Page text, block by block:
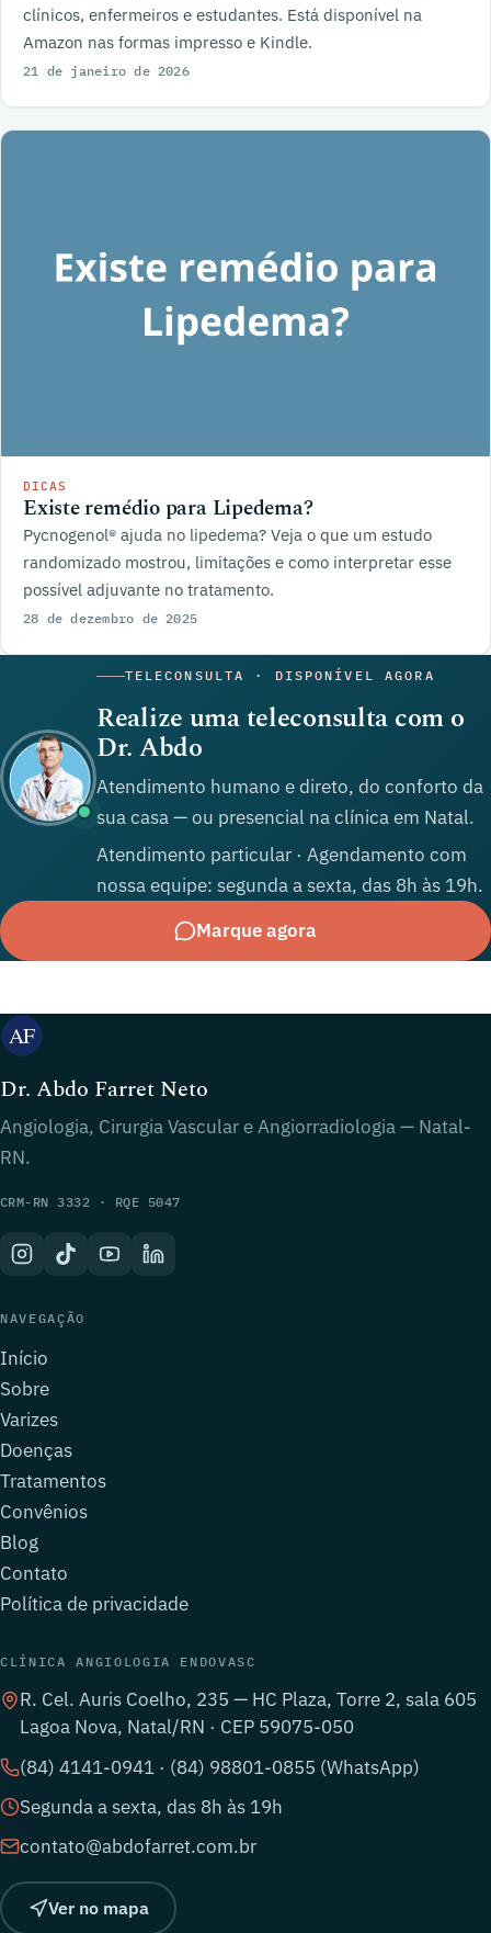
clínicos, enfermeiros e estudantes. Está disponível na
Amazon nas formas impresso e Kindle.
21 de janeiro de 2026
DICAS
Existe remédio para Lipedema?
Pycnogenol® ajuda no lipedema? Veja o que um estudo
randomizado mostrou, limitações e como interpretar esse
possível adjuvante no tratamento.
28 de dezembro de 2025
TELECONSULTA · DISPONÍVEL AGORA
Realize uma teleconsulta com o
Dr. Abdo
Atendimento humano e direto, do conforto da
sua casa — ou presencial na clínica em Natal.
Atendimento particular · Agendamento com
nossa equipe: segunda a sexta, das 8h às 19h.
Marque agora
Dr. Abdo Farret Neto
Angiologia, Cirurgia Vascular e Angiorradiologia — Natal-
RN.
CRM-RN 3332 · RQE 5047
NAVEGAÇÃO
Início
Sobre
Varizes
Doenças
Tratamentos
Convênios
Blog
Contato
Política de privacidade
CLÍNICA ANGIOLOGIA ENDOVASC
R. Cel. Auris Coelho, 235 — HC Plaza, Torre 2, sala 605
Lagoa Nova, Natal/RN · CEP 59075-050
(84) 4141-0941 · (84) 98801-0855 (WhatsApp)
Segunda a sexta, das 8h às 19h
contato@abdofarret.com.br
Ver no mapa